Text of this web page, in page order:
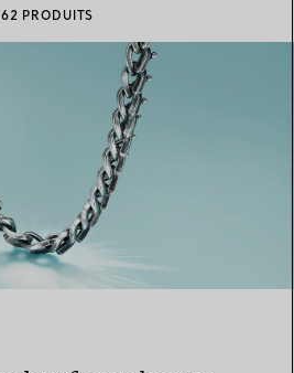
62 PRODUITS